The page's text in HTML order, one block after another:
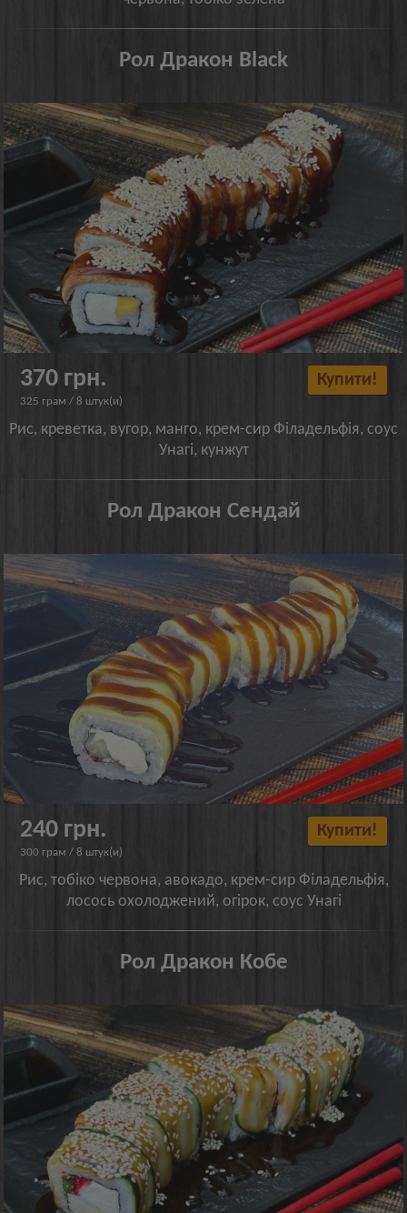
Рол Дракон Black
370 грн.
325 грам / 8 штук(и)
Купити!
Рис, креветка, вугор, манго, крем-сир Філадельфія, соус
Унагі, кунжут
Рол Дракон Сендай
240 грн.
300 грам / 8 штук(и)
Купити!
Рис, тобіко червона, авокадо, крем-сир Філадельфія,
лосось охолоджений, огірок, соус Унагі
Рол Дракон Кобе